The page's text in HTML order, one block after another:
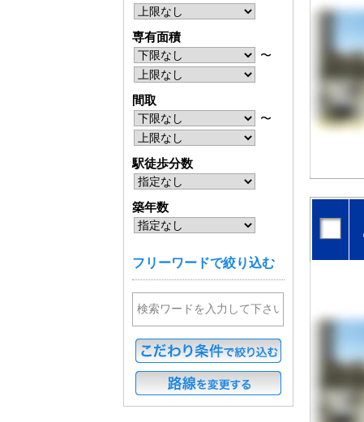
専有面積
〜
間取
〜
駅徒歩分数
築年数
フリーワードで絞り込む